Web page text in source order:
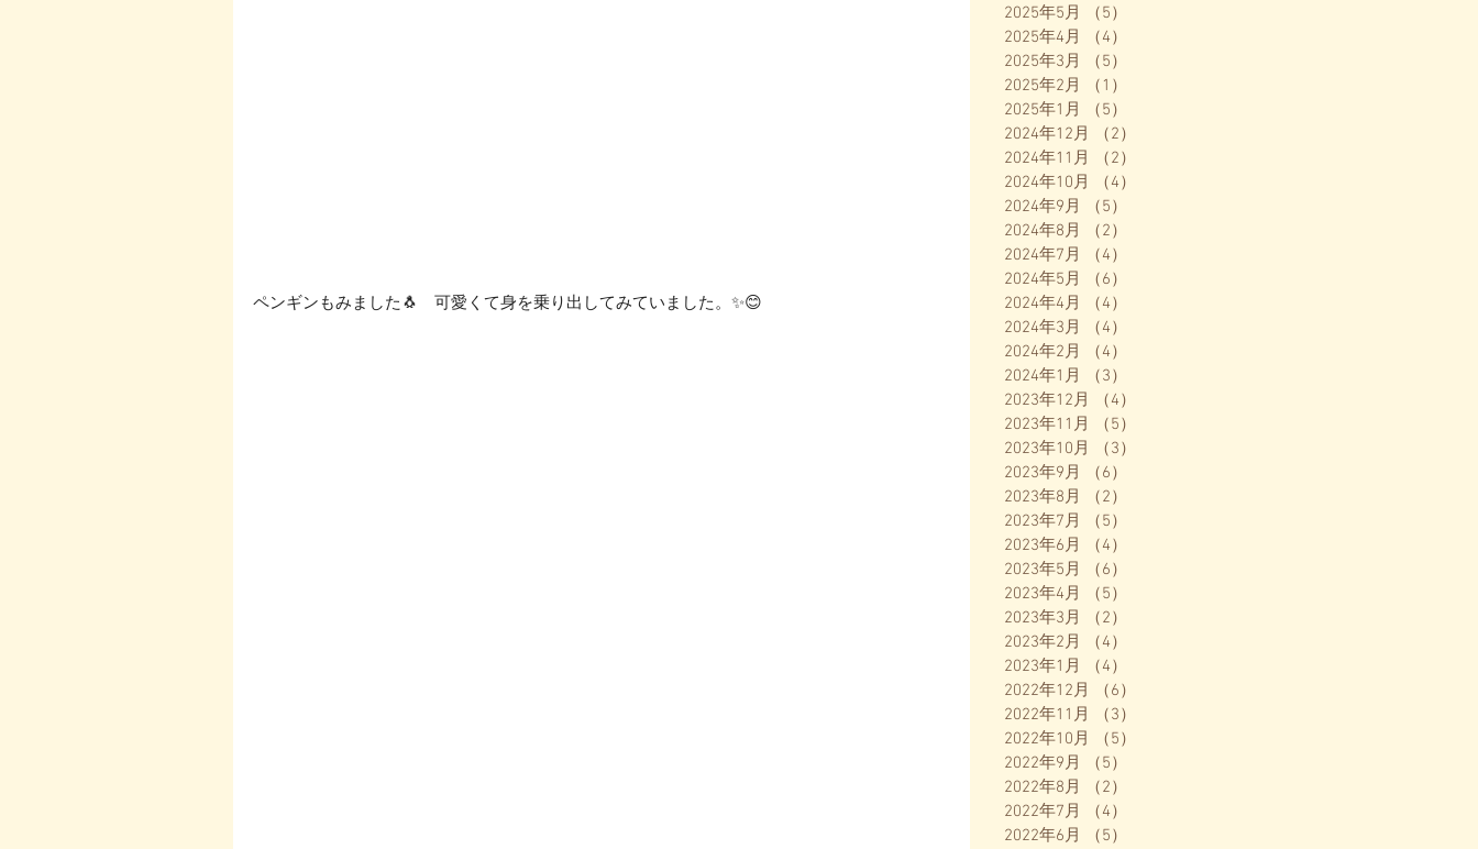
ペンギンもみました🐧　可愛くて身を乗り出してみていました。✨😊
2025年5月
（5）
2025年4月
（4）
2025年3月
（5）
2025年2月
（1）
2025年1月
（5）
2024年12月
（2）
2024年11月
（2）
2024年10月
（4）
2024年9月
（5）
2024年8月
（2）
2024年7月
（4）
2024年5月
（6）
2024年4月
（4）
2024年3月
（4）
2024年2月
（4）
2024年1月
（3）
2023年12月
（4）
2023年11月
（5）
2023年10月
（3）
2023年9月
（6）
2023年8月
（2）
2023年7月
（5）
2023年6月
（4）
2023年5月
（6）
2023年4月
（5）
2023年3月
（2）
2023年2月
（4）
2023年1月
（4）
2022年12月
（6）
2022年11月
（3）
2022年10月
（5）
2022年9月
（5）
2022年8月
（2）
2022年7月
（4）
2022年6月
（5）